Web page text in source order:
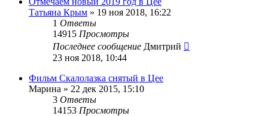
Татьяна Крым » 19 ноя 2018, 16:22
1 Ответы
14915 Просмотры
Последнее сообщение Дмитрий
23 ноя 2018, 10:44
Фильм Скалолазка снятый в Цее
Марина » 22 дек 2015, 15:10
3 Ответы
14153 Просмотры